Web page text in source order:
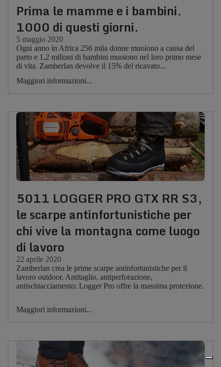
Prima le mamme e i bambini.
1000 di questi giorni.
5 maggio 2020
Ogni anno in Africa 256 mila donne muoiono a causa del
parto e 1,2 milioni di bambini muoiono nel loro primo mese
di vita. Zamberlan devolve il 15% del ricavato...
Maggiori informazioni...
5011 LOGGER PRO GTX RR S3,
le scarpe antinfortunistiche per
chi vive la montagna come luogo
di lavoro
22 aprile 2020
Zamberlan crea le prime scarpe antinfortunistiche per il
lavoro outdoor. Antitaglio, antiperforazione,
antischiacciamento: Logger Pro offre la massima protezione.
Maggiori informazioni...